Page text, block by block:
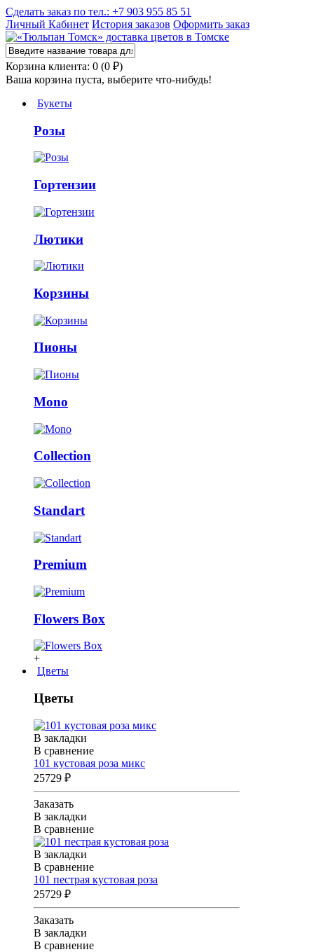
Сделать заказ по тел.: +7 903 955 85 51
Личный Кабинет История заказов Оформить заказ
Корзина клиента: 0 (0 ₽)
Ваша корзина пуста, выберите что-нибудь!
Букеты
Розы
Гортензии
Лютики
Корзины
Пионы
Mono
Collection
Standart
Premium
Flowers Box
+
Цветы
Цветы
В закладки
В сравнение
101 кустовая роза микс
25729 ₽
Заказать
В закладки
В сравнение
В закладки
В сравнение
101 пестрая кустовая роза
25729 ₽
Заказать
В закладки
В сравнение